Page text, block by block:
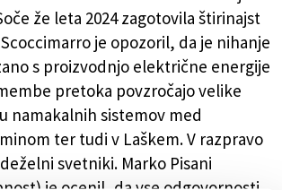
že leta 2024 zagotovila štirinajst
je opozoril, da je nihanje
s proizvodnjo električne energije
pretoka povzročajo velike
namakalnih sistemov med
ter tudi v Laškem. V razpravo
svetniki. Marko Pisani